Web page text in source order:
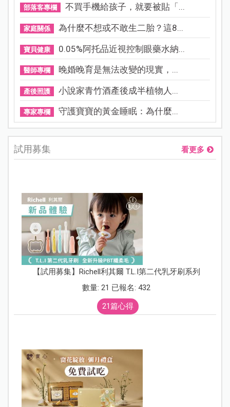
部落客專欄 不買手機給孩子，就要被貼「...
家庭關係 為什麼不想或不敢生二胎？這8...
寶貝健康 0.05%阿托品近視控制眼藥水納...
醫師專欄 晚婚晚育是無法改變的現實，...
產後照護 小說家青竹酒產後成半植物人...
專家專欄 守護寶寶的黃金睡眠：為什麼...
試用募集 看更多
【試用募集】Richell利其爾 T.L.I第二代乳牙刷系列
數量: 21 已報名: 432
21篇心得